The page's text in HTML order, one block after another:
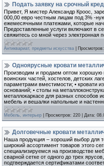
Подать заявку на срочный
Привет, Я мистер Александр Кроос,
000,00 евро честным лицам под 3% -
ежемесячными платежами, которые
Предоставленные услуги включают в
свяжитесь со мной через электронная
Антиквариат, предметы искусства Просмотров:
Одноярусные кровати
Производим и продаем оптом хорошую
воинских частей, хостелов, детских
параметрами вместимости; • кровати
оснований; • столы на
металлокаркасе для разных способов
мебель и вешалки напольные и
Мебель, интерьер Просмотров: 220 Дата:
Долговечные кровати
Наша продукция – хороший выбор для
широкий ассортимент товаров этого
специализируемся на производстве
сварной сетке от одного до трех
подтверждается сертификатами